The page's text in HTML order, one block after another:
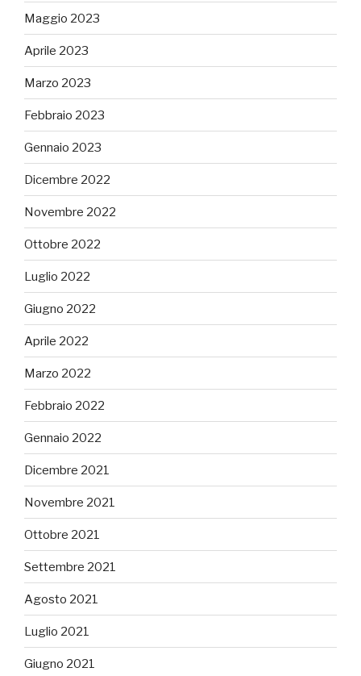
Maggio 2023
Aprile 2023
Marzo 2023
Febbraio 2023
Gennaio 2023
Dicembre 2022
Novembre 2022
Ottobre 2022
Luglio 2022
Giugno 2022
Aprile 2022
Marzo 2022
Febbraio 2022
Gennaio 2022
Dicembre 2021
Novembre 2021
Ottobre 2021
Settembre 2021
Agosto 2021
Luglio 2021
Giugno 2021